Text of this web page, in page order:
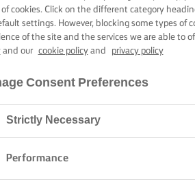
Pagina de pornire
cookies. Click on the different category
settings. However, blocking some types of
of the site and the services we are able to
and our cookie policyand privacy policy
Consent Preferences
Strictly Necessary
Performance